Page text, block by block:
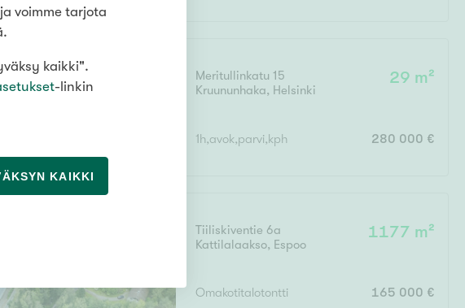
Meritullinkatu 15
Kruununhaka, Helsinki
29 m²
1h,avok,parvi,kph 280 000 €
Tiiliskiventie 6a
Kattilalaakso, Espoo
1177 m²
Omakotitalotontti 165 000 €
voimme tarjota
kaikki".
-linkin
KAIKKI